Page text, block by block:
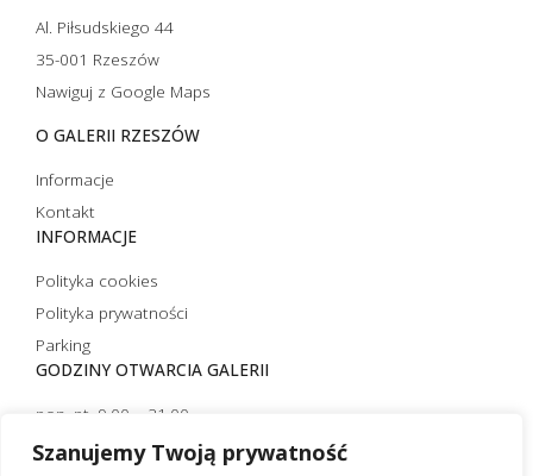
Szanujemy Twoją prywatność
Al. Piłsudskiego 44
35-001 Rzeszów
Nawiguj z Google Maps
O GALERII RZESZÓW
Informacje
Kontakt
INFORMACJE
Polityka cookies
Polityka prywatności
Parking
GODZINY OTWARCIA GALERII
pon.-pt. 9.00 – 21.00
sobota 10.00 – 21.00